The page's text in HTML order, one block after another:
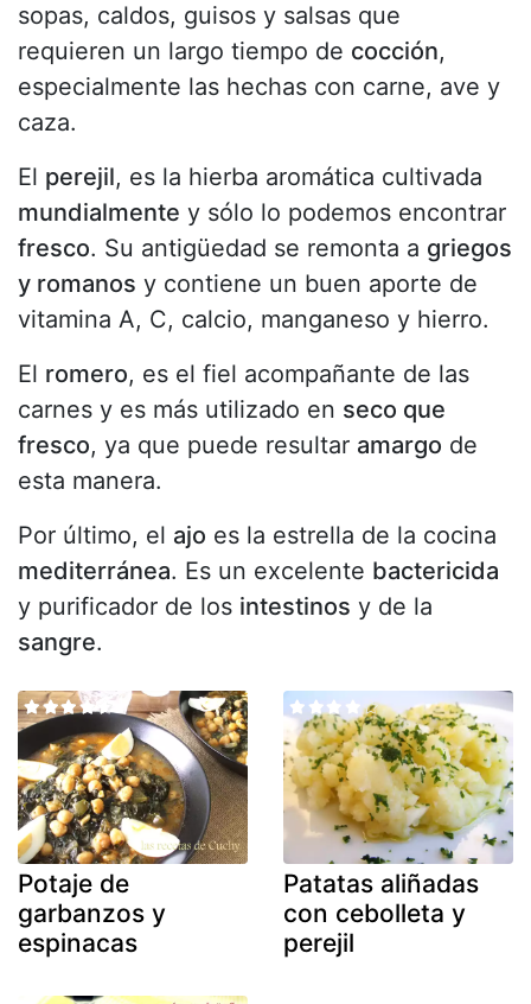
sopas, caldos, guisos y salsas que
requieren un largo tiempo de cocción,
especialmente las hechas con carne, ave y
caza.
El perejil, es la hierba aromática cultivada
mundialmente y sólo lo podemos encontrar
fresco. Su antigüedad se remonta a griegos
y romanos y contiene un buen aporte de
vitamina A, C, calcio, manganeso y hierro.
El romero, es el fiel acompañante de las
carnes y es más utilizado en seco que
fresco, ya que puede resultar amargo de
esta manera.
Por último, el ajo es la estrella de la cocina
mediterránea. Es un excelente bactericida
y purificador de los intestinos y de la
sangre.
Potaje de
garbanzos y
espinacas
Patatas aliñadas
con cebolleta y
perejil